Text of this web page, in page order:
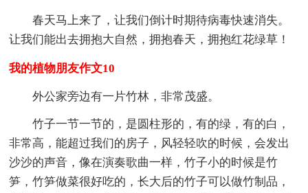
春天马上来了，让我们倒计时期待病毒快速消失。
让我们能出去拥抱大自然，拥抱春天，拥抱红花绿草！
我的植物朋友作文10
外公家旁边有一片竹林，非常茂盛。
竹子一节一节的，是圆柱形的，有的绿，有的白，
非常高，能超过我们的房子，风轻轻吹的时候，会发出
沙沙的声音，像在演奏歌曲一样，竹子小的时候是竹
笋，竹笋做菜很好吃的，长大后的竹子可以做竹制品，